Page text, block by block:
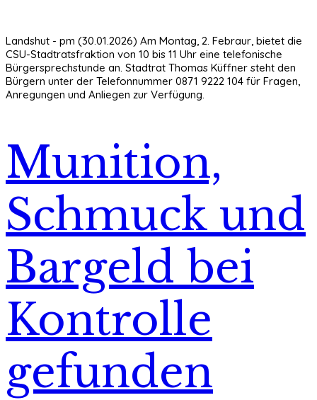
Landshut - pm (30.01.2026) Am Montag, 2. Febraur, bietet die
CSU-Stadtratsfraktion von 10 bis 11 Uhr eine telefonische
Bürgersprechstunde an. Stadtrat Thomas Küffner steht den
Bürgern unter der Telefonnummer 0871 9222 104 für Fragen,
Anregungen und Anliegen zur Verfügung.
Munition,
Schmuck und
Bargeld bei
Kontrolle
gefunden